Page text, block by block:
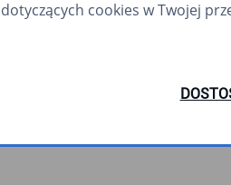
dotyczących cookies w Twojej